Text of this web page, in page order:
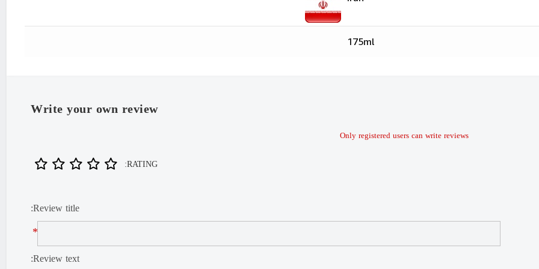
175ml
Write your own review
Only registered users can write reviews
RATING:
Review title:
*
Review text: